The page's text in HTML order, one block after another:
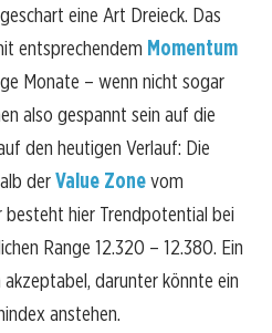
eine Art Dreieck. Das
entsprechendem Momentum
Monate – wenn nicht sogar
also gespannt sein auf die
den heutigen Verlauf: Die
derValue Zonevom
hier Trendpotential bei
Range 12.320 – 12.380. Ein
darunter könnte ein
anstehen.